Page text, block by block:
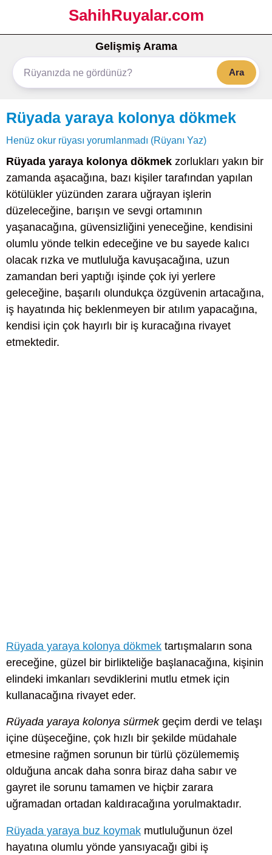
SahihRuyalar.com
Gelişmiş Arama
Ara
Rüyada yaraya kolonya dökmek
Henüz okur rüyası yorumlanmadı (Rüyanı Yaz)
Rüyada yaraya kolonya dökmek zorlukları yakın bir
zamanda aşacağına, bazı kişiler tarafından yapılan
kötülükler yüzünden zarara uğrayan işlerin
düzeleceğine, barışın ve sevgi ortamının
yaşanacağına, güvensizliğini yeneceğine, kendisini
olumlu yönde telkin edeceğine ve bu sayede kalıcı
olacak rızka ve mutluluğa kavuşacağına, uzun
zamandan beri yaptığı işinde çok iyi yerlere
geleceğine, başarılı olundukça özgüvenin artacağına,
iş hayatında hiç beklenmeyen bir atılım yapacağına,
kendisi için çok hayırlı bir iş kuracağına rivayet
etmektedir.
Rüyada yaraya kolonya dökmek tartışmaların sona
ereceğine, güzel bir birlikteliğe başlanacağına, kişinin
elindeki imkanları sevdiklerini mutlu etmek için
kullanacağına rivayet eder.
Rüyada yaraya kolonya sürmekgeçim derdi ve telaşı
içine düşeceğine, çok hızlı bir şekilde müdahale
etmesine rağmen sorunun bir türlü çözülememiş
olduğuna ancak daha sonra biraz daha sabır ve
gayret ile sorunu tamamen ve hiçbir zarara
uğramadan ortadan kaldıracağına yorulmaktadır.
Rüyada yaraya buz koymak mutluluğunun özel
hayatına olumlu yönde yansıyacağı gibi iş